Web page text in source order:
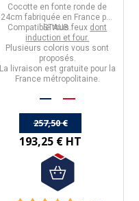
Cocotte en fonte ronde de
24cm fabriquée en France par
STAUB.
Compatible tous feux dont
induction et four.
Plusieurs coloris vous sont
proposés.
La livraison est gratuite pour la
France métropolitaine.
257,50 €
193,25 € HT